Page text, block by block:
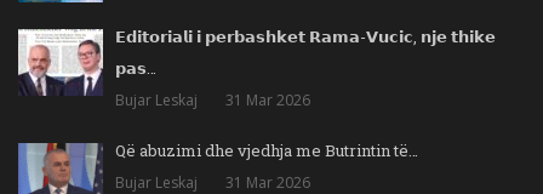
𝗘𝗱𝗶𝘁𝗼𝗿𝗶𝗮𝗹𝗶 𝗶 𝗽𝗲𝗿𝗯𝗮𝘀𝗵𝗸𝗲𝘁 𝗥𝗮𝗺𝗮-𝗩𝘂𝗰𝗶𝗰, 𝗻𝗷𝗲 𝘁𝗵𝗶𝗸𝗲
𝗽𝗮𝘀…
Bujar Leskaj 31 Mar 2026
Që abuzimi dhe vjedhja me Butrintin të…
Bujar Leskaj 31 Mar 2026